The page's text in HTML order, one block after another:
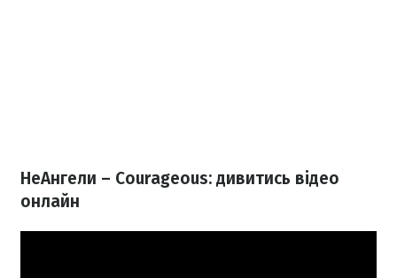
НеАнгели – Courageous: дивитись відео
онлайн